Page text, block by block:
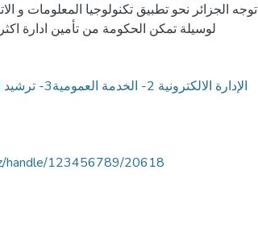
توجه الجزائر نحو تطبيق تكنولوجيا المعلومات و
لوسيلة تمكن الحكومة من تأمين ادارة
handle/123456789/20618